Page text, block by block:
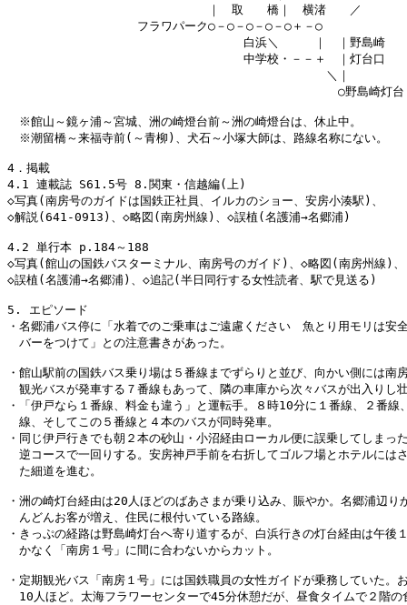
｜　取　　橋｜　横渚　　／
フラワパーク○－○－○－○－○＋－○
白浜＼　　　｜　｜野島崎
中学校・－－＋　｜灯台口
＼｜
○野島崎灯台
※館山～鏡ヶ浦～宮城、洲の崎燈台前～洲の崎燈台は、休止中。
※潮留橋～来福寺前(～青柳)、犬石～小塚大師は、路線名称にない。
4．掲載
4.1 連載誌 S61.5号 8.関東・信越編(上)
◇写真(南房号のガイドは国鉄正社員、イルカのショー、安房小湊駅)、
◇解説(641-0913)、◇略図(南房州線)、◇誤植(名護浦→名郷浦)
4.2 単行本 p.184～188
◇写真(館山の国鉄バスターミナル、南房号のガイド)、◇略図(南房州線)、
◇誤植(名護浦→名郷浦)、◇追記(半日同行する女性読者、駅で見送る)
5. エピソード
・名郷浦バス停に「水着でのご乗車はご遠慮ください　魚とり用モリは安
バーをつけて」との注意書きがあった。
・館山駅前の国鉄バス乗り場は５番線までずらりと並び、向かい側には南
観光バスが発車する７番線もあって、隣の車庫から次々バスが出入りし
・「伊戸なら１番線、料金も違う」と運転手。８時10分に１番線、２番線
線、そしてこの５番線と４本のバスが同時発車。
・同じ伊戸行きでも朝２本の砂山・小沼経由ローカル便に誤乗してしまっ
逆コースで一回りする。安房神戸手前を右折してゴルフ場とホテルには
た細道を進む。
・洲の崎灯台経由は20人ほどのばあさまが乗り込み、賑やか。名郷浦辺り
んどんお客が増え、住民に根付いている路線。
・きっぷの経路は野島崎灯台へ寄り道するが、白浜行きの灯台経由は午後
かなく「南房１号」に間に合わないからカット。
・定期観光バス「南房１号」には国鉄職員の女性ガイドが乗務していた。
10人ほど。太海フラワーセンターで45分休憩だが、昼食タイムで２階の